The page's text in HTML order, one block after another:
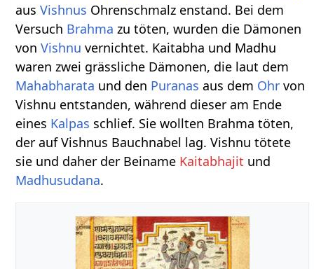
ausVishnus Ohrenschmalz enstand. Bei dem
Versuch Brahma zu töten, wurden die Dämonen
vonVishnu vernichtet. Kaitabha und Madhu
waren zwei grässliche Dämonen, die laut dem
Mahabharata und den Puranas aus dem Ohr von
Vishnu entstanden, während dieser am Ende
eines Kalpas schlief. Sie wollten Brahma töten,
der auf Vishnus Bauchnabel lag. Vishnu tötete
sie und daher der Beiname Kaitabhajit und
Madhusudana.